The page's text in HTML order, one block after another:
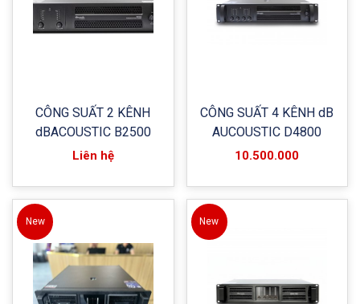
CÔNG SUẤT 2 KÊNH
dBACOUSTIC B2500
Liên hệ
CÔNG SUẤT 4 KÊNH dB
AUCOUSTIC D4800
10.500.000
New New